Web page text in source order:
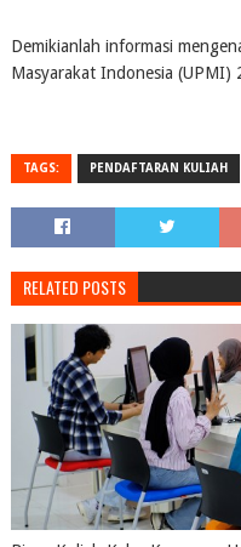
Demikianlah informasi
Masyarakat Indonesia (UPMI)
TAGS: PENDAFTARAN KULIAH
RELATED POSTS